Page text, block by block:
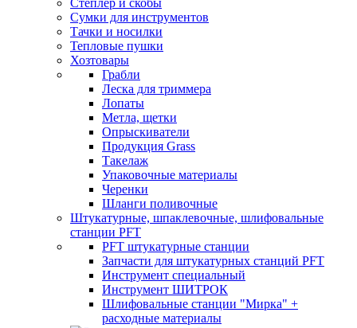
Степлер и скобы
Сумки для инструментов
Тачки и носилки
Тепловые пушки
Хозтовары
Грабли
Леска для триммера
Лопаты
Метла, щетки
Опрыскиватели
Продукция Grass
Такелаж
Упаковочные материалы
Черенки
Шланги поливочные
Штукатурные, шпаклевочные, шлифовальные
станции PFT
PFT штукатурные станции
Запчасти для штукатурных станций PFT
Инструмент специальный
Инструмент ШИТРОК
Шлифовальные станции "Мирка" +
расходные материалы